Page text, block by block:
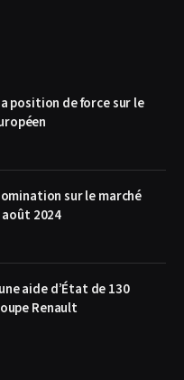
position de force sur le
sur le marché
août 2024
aide d’État de 130
Renault